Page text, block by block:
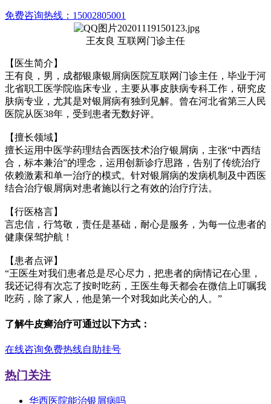
免费咨询热线：15002805001
王友良 互联网门诊主任
【医生简介】
王有良，男，成都银康银屑病医院互联网门诊主任，毕业于河
北省职工医学院临床专业，主要从事皮肤病专科工作，研究皮
肤病专业，尤其是对银屑病有独到见解。曾在河北省第三人民
医院从医38年，受到患者无数好评。
【擅长领域】
擅长运用中医学药理结合西医技术治疗银屑病，主张“中西结
合，标本兼治”的理念，运用创新诊疗思路，告别了传统治疗
依赖激素和单一治疗的模式。针对银屑病的发病机制及中西医
结合治疗银屑病对患者施以行之有效的治疗疗法。
【行医格言】
言忠信，行笃敬，责任是基础，耐心是服务，为每一位患者的
健康保驾护航！
【患者点评】
“王医生对我们患者总是尽心尽力，把患者的病情记在心里，
我还记得有次忘了按时吃药，王医生每天都会在微信上叮嘱我
吃药，除了家人，他是第一个对我如此关心的人。”
了解牛皮癣治疗可通过以下方式：
在线咨询免费热线自助挂号
热门关注
华西医院能治银屑病吗